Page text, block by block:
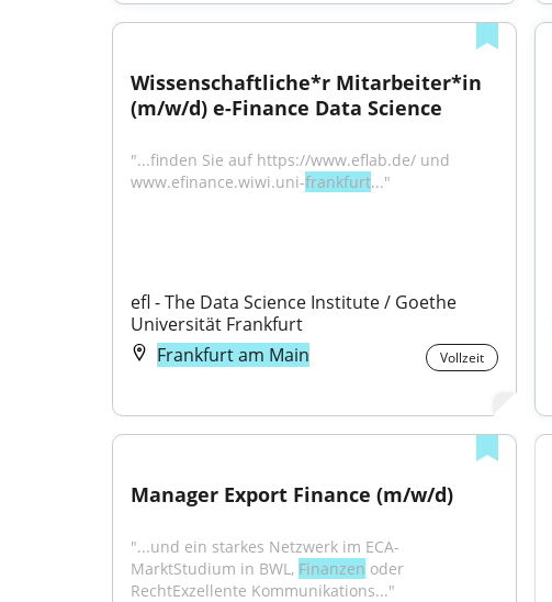
Wissenschaftliche*r Mitarbeiter*in
(m/w/d) e-Finance Data Science
"...finden Sie auf https://www.eflab.de/ und
www.efinance.wiwi.uni-frankfurt..."
efl - The Data Science Institute / Goethe
Universität Frankfurt
Frankfurt am Main
Vollzeit
Manager Export Finance (m/w/d)
"...und ein starkes Netzwerk im ECA-
MarktStudium in BWL, Finanzen oder
RechtExzellente Kommunikations..."